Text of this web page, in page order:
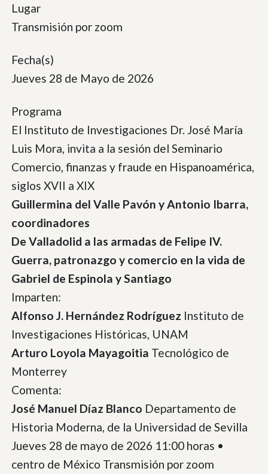
Lugar
Transmisión por zoom
Fecha(s)
Jueves 28 de Mayo de 2026
Programa
El Instituto de Investigaciones Dr. José María
Luis Mora, invita a la sesión del Seminario
Comercio, finanzas y fraude en Hispanoamérica,
siglos XVII a XIX
Guillermina del Valle Pavón y Antonio Ibarra,
coordinadores
De Valladolid a las armadas de Felipe IV.
Guerra, patronazgo y comercio en la vida de
Gabriel de Espinola y Santiago
Imparten:
Alfonso J. Hernández Rodríguez Instituto de
Investigaciones Históricas, UNAM
Arturo Loyola Mayagoitia Tecnológico de
Monterrey
Comenta:
José Manuel Díaz Blanco Departamento de
Historia Moderna, de la Universidad de Sevilla
Jueves 28 de mayo de 2026 11:00 horas •
centro de México Transmisión por zoom